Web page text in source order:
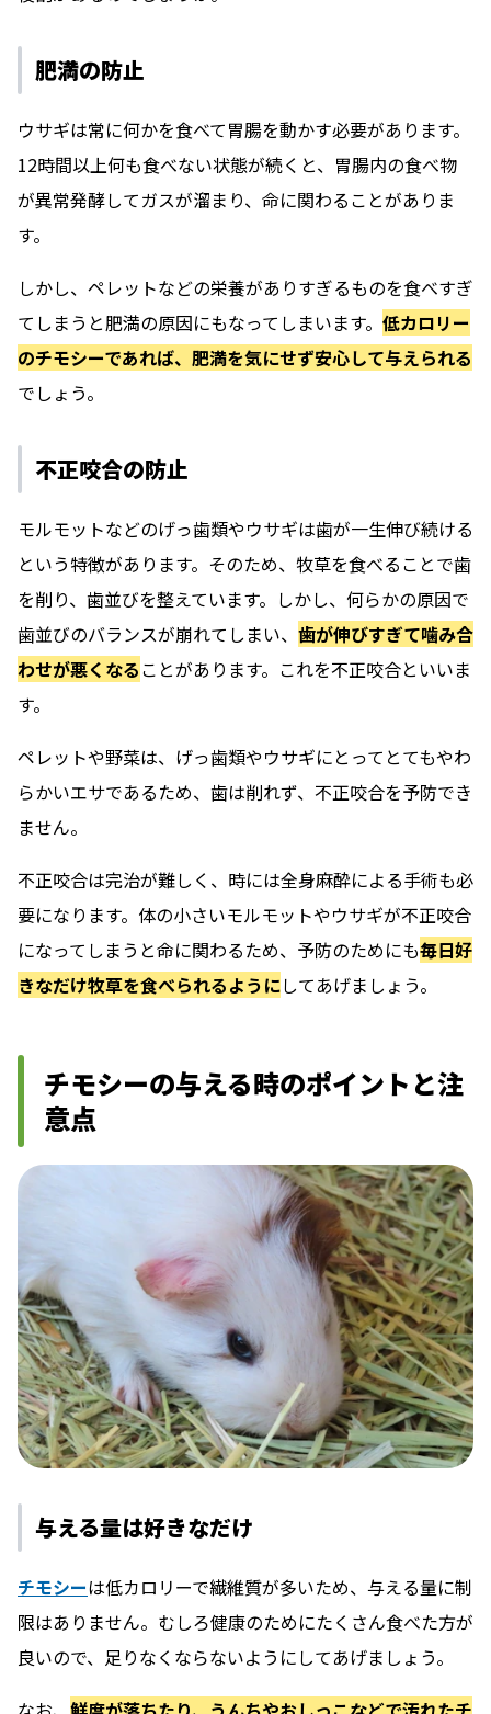
肥満の防止
ウサギは常に何かを食べて胃腸を動かす必要があります。
12時間以上何も食べない状態が続くと、胃腸内の食べ物
が異常発酵してガスが溜まり、命に関わることがありま
す。
しかし、ペレットなどの栄養がありすぎるものを食べすぎ
てしまうと肥満の原因にもなってしまいます。 低カロリー
のチモシーであれば、肥満を気にせず安心して与えられる
でしょう。
不正咬合の防止
モルモットなどのげっ歯類やウサギは歯が一生伸び続ける
という特徴があります。そのため、牧草を食べることで歯
を削り、歯並びを整えています。しかし、何らかの原因で
歯並びのバランスが崩れてしまい、 歯が伸びすぎて噛み合
わせが悪くなることがあります。これを不正咬合といいま
す。
ペレットや野菜は、げっ歯類やウサギにとってとてもやわ
らかいエサであるため、歯は削れず、不正咬合を予防でき
ません。
不正咬合は完治が難しく、時には全身麻酔による手術も必
要になります。体の小さいモルモットやウサギが不正咬合
になってしまうと命に関わるため、予防のためにも毎日好
きなだけ牧草を食べられるようにしてあげましょう。
チモシーの与える時のポイントと注
意点
与える量は好きなだけ
チモシーは低カロリーで繊維質が多いため、与える量に制
限はありません。むしろ健康のためにたくさん食べた方が
良いので、足りなくならないようにしてあげましょう。